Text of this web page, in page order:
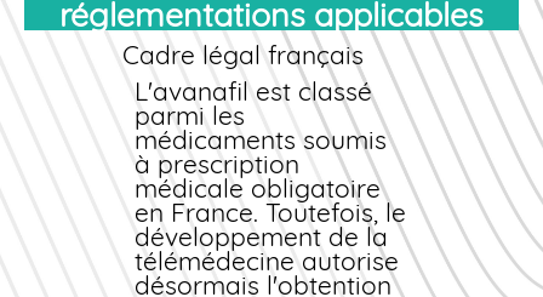
d'Avana. Votre
commandeest
honorée
immédiatement et
expédiée en express.
Service client
pharmaceutique
Notre équipe de
pharmaciens diplômés
est joignable par
téléphone, email ou
réglementations applicables
Cadre légal français
L'avanafil est classé
parmi les
médicaments soumis
à prescription
médicale obligatoire
en France. Toutefois, le
développement de la
télémédecine autorise
désormais l'obtention